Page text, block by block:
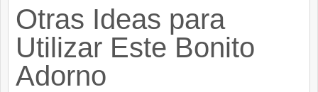
Otras Ideas para
Utilizar Este Bonito
Adorno